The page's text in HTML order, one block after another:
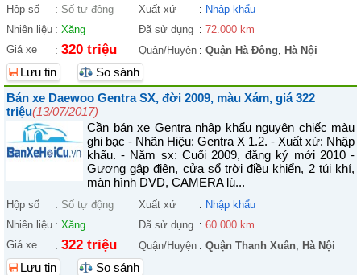
Hộp số : Số tự động Xuất xứ : Nhập khẩu
Nhiên liệu : Xăng Đã sử dụng : 72.000 km
Giá xe
: 320 triệu Quận/Huyện : Quận Hà Đông, Hà Nội
Lưu tin
So sánh
Bán xe Daewoo Gentra SX, đời 2009, màu Xám, giá 322
triệu(13/07/2017)
Cần bán xe Gentra nhập khẩu nguyên chiếc màu
ghi bạc - Nhãn Hiệu: Gentra X 1.2. - Xuất xứ: Nhập
khẩu. - Năm sx: Cuối 2009, đăng ký mới 2010 -
Gương gập điện, cửa sổ trời điều khiển, 2 túi khí,
màn hình DVD, CAMERA lù...
Hộp số : Số tự động Xuất xứ : Nhập khẩu
Nhiên liệu : Xăng Đã sử dụng : 60.000 km
Giá xe
: 322 triệu Quận/Huyện : Quận Thanh Xuân, Hà Nội
Lưu tin
So sánh